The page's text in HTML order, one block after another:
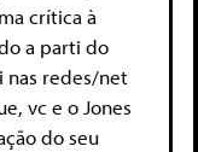
crítica à
a parti do
nas redes/net
vc e o Jones
do seu